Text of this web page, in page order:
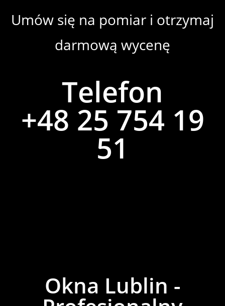
Umów się na pomiar i otrzymaj
darmową wycenę
Telefon
+48 25 754 19
51
Okna Lublin -